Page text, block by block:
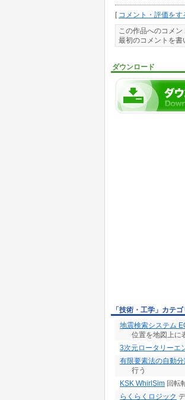
[ コメント・評価をす
この作品へのコメン
最初のコメントを書
ダウンロード
「技術・工学」カテ
地震検索システム
位置を地図上に
3次元ロータリーエ
有限要素法の自動
行う
KSK WhirlSim 回転
らくらくロジック